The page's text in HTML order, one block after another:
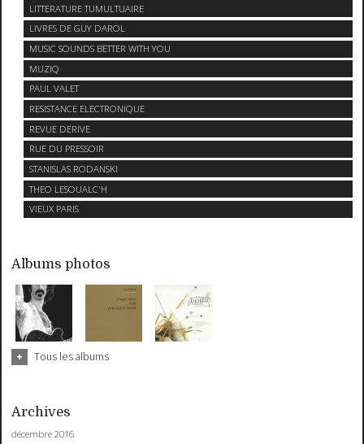
LITTERATURE TUMULTUAIRE
LIVRES DE GUY DAROL
MUSIC SOUNDS BETTER WITH YOU
MUZIQ
PAUL VALET
RESISTANCE ELECTRONIQUE
REVUE DERIVE
RUE DU PRESSOIR
STANISLAS RODANSKI
THEO LESOUALC'H
VIEUX PARIS
Albums photos
Tous les albums
Archives
décembre 2016